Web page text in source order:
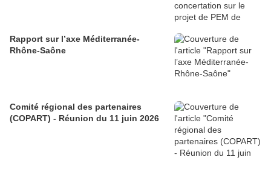
Rapport sur l’axe Méditerranée-
Rhône-Saône
Comité régional des partenaires
(COPART) - Réunion du 11 juin 2026